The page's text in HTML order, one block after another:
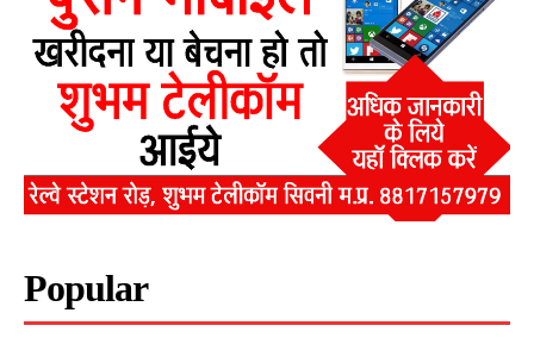
Popular